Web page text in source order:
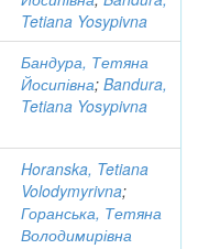
Tetiana Yosypivna
Бандура, Тетяна
Йосипівна; Bandura,
Tetiana Yosypivna
Horanska, Tetiana
Volodymyrivna;
Горанська, Тетяна
Володимирівна